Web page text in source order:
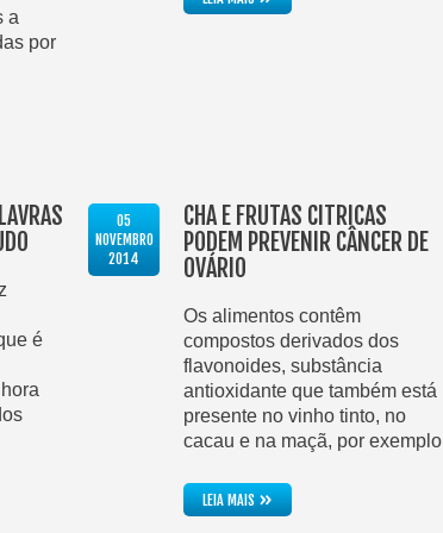
a
por
é
05
NOVEMBRO
2014
CHÁ E FRUTAS CÍTRICAS
PODEM PREVENIR CÂNCER DE
OVÁRIO
Os alimentos contêm
compostos derivados dos
flavonoides, substância
antioxidante que também está
presente no vinho tinto, no
cacau e na maçã, por exemplo
LEIA MAIS»